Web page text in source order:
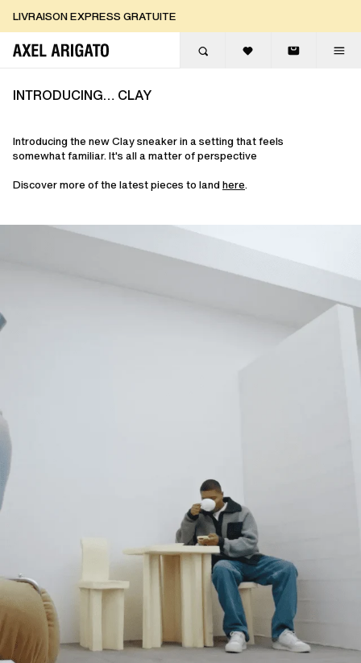
LIVRAISON EXPRESS GRATUITE
INTRODUCING… CLAY
Introducing the new Clay sneaker in a setting that feels
somewhat familiar. It's all a matter of perspective
Discover more of the latest pieces to landhere.